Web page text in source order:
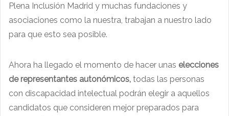
Plena Inclusión Madrid y muchas fundaciones y
asociaciones como la nuestra, trabajan a nuestro lado
para que esto sea posible.
Ahora ha llegado el momento de hacer unas elecciones
de representantes autonómicos, todas las personas
con discapacidad intelectual podrán elegir a aquellos
candidatos que consideren mejor preparados para